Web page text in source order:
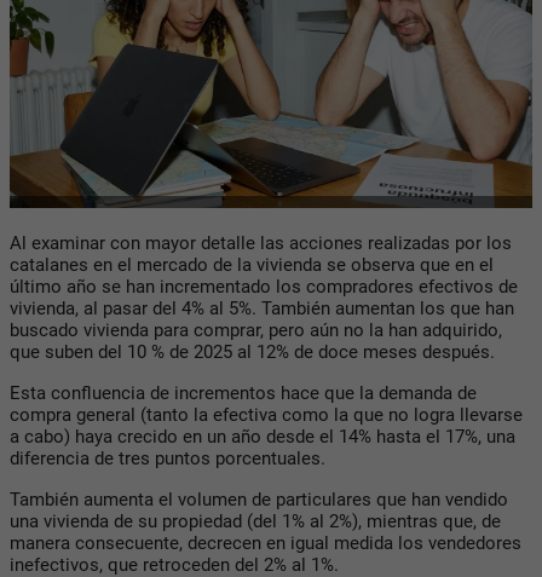
Al examinar con mayor detalle las acciones realizadas por los
catalanes en el mercado de la vivienda se observa que en el
último año se han incrementado los compradores efectivos de
vivienda, al pasar del 4% al 5%. También aumentan los que han
buscado vivienda para comprar, pero aún no la han adquirido,
que suben del 10 % de 2025 al 12% de doce meses después.
Esta confluencia de incrementos hace que la demanda de
compra general (tanto la efectiva como la que no logra llevarse
a cabo) haya crecido en un año desde el 14% hasta el 17%, una
diferencia de tres puntos porcentuales.
También aumenta el volumen de particulares que han vendido
una vivienda de su propiedad (del 1% al 2%), mientras que, de
manera consecuente, decrecen en igual medida los vendedores
inefectivos, que retroceden del 2% al 1%.